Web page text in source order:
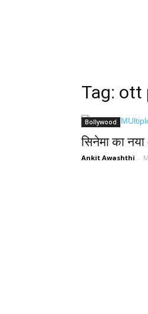
Tag:
Bollywood
सिनेमा का
Ankit Awashthi -